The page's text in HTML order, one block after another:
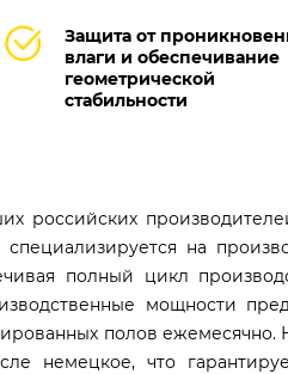
Защита от
влаги и обеспечивание
геометрической
стабильности
российских
на
полный цикл
мощности
полов ежемесячно.
немецкое, что